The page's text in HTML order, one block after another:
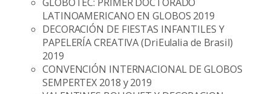
LATINOAMERICANO EN GLOBOS 2019
DECORACIÓN DE FIESTAS INFANTILES Y
PAPELERÍA CREATIVA (DriEulalia de Brasil)
2019
CONVENCIÓN INTERNACIONAL DE GLOBOS
SEMPERTEX 2018 y 2019